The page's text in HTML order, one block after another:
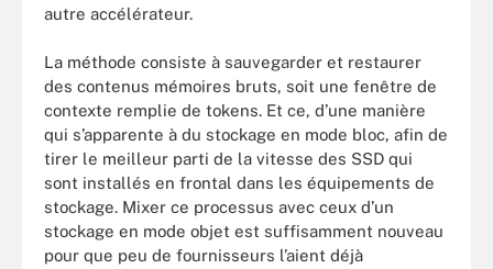
autre accélérateur.
La méthode consiste à sauvegarder et restaurer
des contenus mémoires bruts, soit une fenêtre de
contexte remplie de tokens. Et ce, d’une manière
qui s’apparente à du stockage en mode bloc, afin de
tirer le meilleur parti de la vitesse des SSD qui
sont installés en frontal dans les équipements de
stockage. Mixer ce processus avec ceux d’un
stockage en mode objet est suffisamment nouveau
pour que peu de fournisseurs l’aient déjà